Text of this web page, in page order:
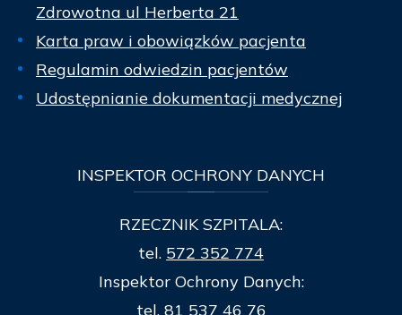
Zdrowotna ul Herberta 21
Karta praw i obowiązków pacjenta
Regulamin odwiedzin pacjentów
Udostępnianie dokumentacji medycznej
INSPEKTOR OCHRONY DANYCH
RZECZNIK SZPITALA:
tel. 572 352 774
Inspektor Ochrony Danych:
tel. 81 537 46 76